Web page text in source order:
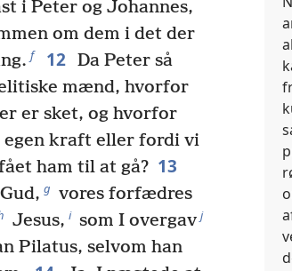
i Peter og Johannes,
om dem i det der
f 12 Da Peter så
mænd, hvorfor
er sket, og hvorfor
egen kraft eller fordi vi
ham til at gå? 13
g vores forfædres
Jesus, i som I overgav j
Pilatus, selvom han